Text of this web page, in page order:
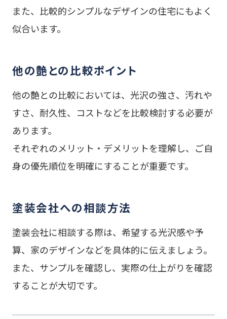
また、比較的シンプルなデザインの住宅にもよく
似合います。
他の艶との比較ポイント
他の艶との比較においては、光沢の強さ、汚れや
すさ、耐久性、コストなどを比較検討する必要が
あります。
それぞれのメリット・デメリットを理解し、ご自
身の優先順位を明確にすることが重要です。
塗装会社への相談方法
塗装会社に相談する際は、希望する光沢感や予
算、家のデザインなどを具体的に伝えましょう。
また、サンプルを確認し、実際の仕上がりを確認
することが大切です。